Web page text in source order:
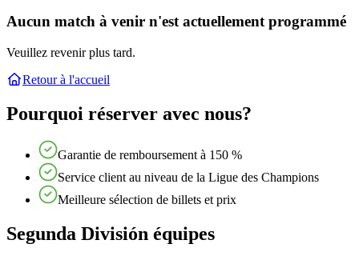
Aucun match à venir n'est actuellement programmé
Veuillez revenir plus tard.
Retour à l'accueil
Pourquoi réserver avec nous?
Garantie de remboursement à 150 %
Service client au niveau de la Ligue des Champions
Meilleure sélection de billets et prix
Segunda División équipes